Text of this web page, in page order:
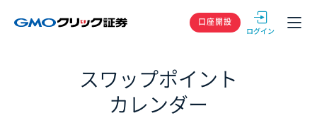
GMOクリック
口座開設
スワップポイント
カレンダー